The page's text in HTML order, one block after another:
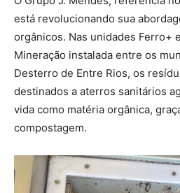
está revolucionando sua
orgânicos. Nas unidades Ferro+
Mineração instalada entre os
Desterro de Entre Rios, os
destinados a aterros sanitários
vida como matéria orgânica,
compostagem.